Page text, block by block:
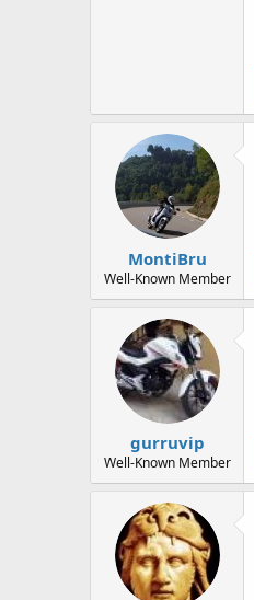
MontiBru
Well-Known Member
gurruvip
Well-Known Member